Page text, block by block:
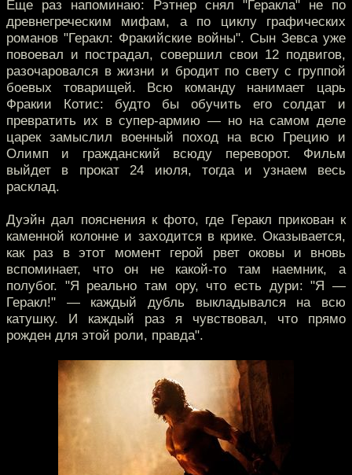
Еще раз напоминаю: Рэтнер снял "Геракла" не по
древнегреческим мифам, а по циклу графических
романов "Геракл: Фракийские войны". Сын Зевса уже
повоевал и пострадал, совершил свои 12 подвигов,
разочаровался в жизни и бродит по свету с группой
боевых товарищей. Всю команду нанимает царь
Фракии Котис: будто бы обучить его солдат и
превратить их в супер-армию — но на самом деле
царек замыслил военный поход на всю Грецию и
Олимп и гражданский всюду переворот. Фильм
выйдет в прокат 24 июля, тогда и узнаем весь
расклад.
Дуэйн дал пояснения к фото, где Геракл прикован к
каменной колонне и заходится в крике. Оказывается,
как раз в этот момент герой рвет оковы и вновь
вспоминает, что он не какой-то там наемник, а
полубог. "Я реально там ору, что есть дури: "Я —
Геракл!" — каждый дубль выкладывался на всю
катушку. И каждый раз я чувствовал, что прямо
рожден для этой роли, правда".